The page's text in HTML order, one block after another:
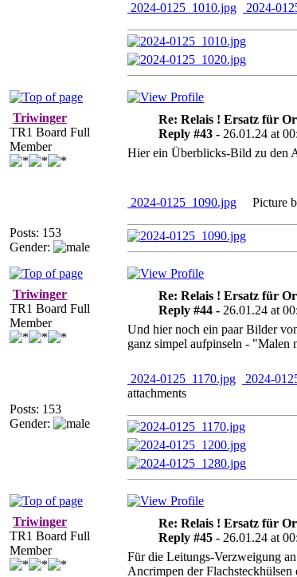
2024-0125_1010.jpg 2024-
Triwinger
TR1 Board Full
Member
Posts: 153
Gender:
Re: Relais ! Ersatz für
Reply #43 - 26.01.24 at
Hier ein Überblicks-Bild zu den
2024-0125_1090.jpg Picture
Triwinger
TR1 Board Full
Member
Posts: 153
Gender:
Re: Relais ! Ersatz für
Reply #44 - 26.01.24 at
Und hier noch ein paar Bilder
ganz simpel aufpinseln - "Malen
2024-0125_1170.jpg 2024-
attachments
Triwinger
TR1 Board Full
Member
Re: Relais ! Ersatz für
Reply #45 - 26.01.24 at
Für die Leitungs-Verzweigung
Ancrimpen der